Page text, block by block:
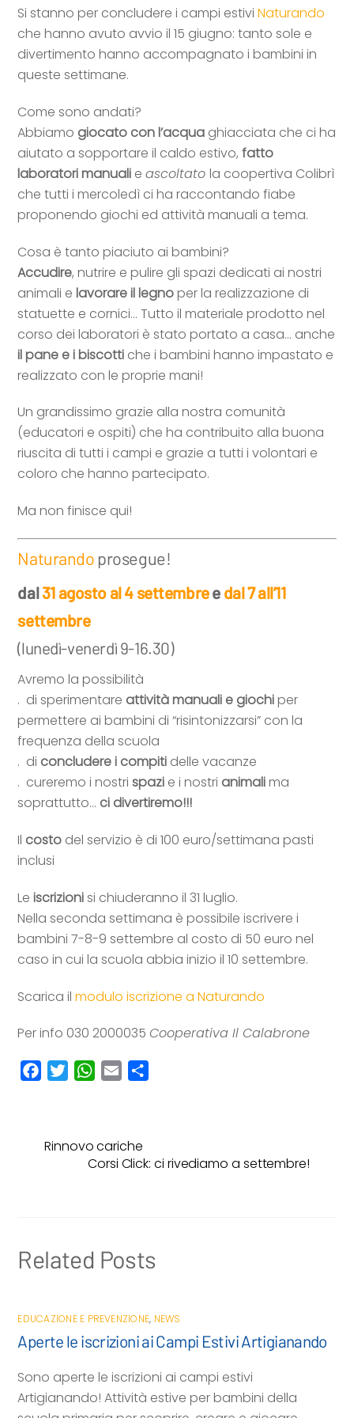
Si stanno per concludere i campi estiviNaturando
che hanno avuto avvio il 15 giugno: tanto sole e
divertimento hanno accompagnato i bambini in
queste settimane.
Come sono andati?
Abbiamo giocato con l’acqua ghiacciata che ci ha
aiutato a sopportare il caldo estivo,fatto
laboratori manuali eascoltatola coopertiva Colibrì
che tutti i mercoledì ci ha raccontando fiabe
proponendo giochi ed attività manuali a tema.
Cosa è tanto piaciuto ai bambini?
Accudire, nutrire e pulire gli spazi dedicati ai nostri
animali elavorare il legnoper la realizzazione di
statuette e cornici… Tutto il materiale prodotto nel
corso dei laboratori è stato portato a casa… anche
il pane e i biscotti che i bambini hanno impastato e
realizzato con le proprie mani!
Un grandissimo grazie alla nostra comunità
(educatori e ospiti) che ha contribuito alla buona
riuscita di tutti i campi e grazie a tutti i volontari e
coloro che hanno partecipato.
Ma non finisce qui!
Naturando prosegue!
dal31 agosto al 4 settembree dal 7 all’11
settembre
(lunedì-venerdì 9-16.30)
Avremo la possibilità
. di sperimentare attività manuali e giochiper
permettere ai bambini di “risintonizzarsi” con la
frequenza della scuola
. di concludere i compiti delle vacanze
. cureremo i nostri spazi e i nostri animalima
soprattutto… ci divertiremo!!!
Il costo del servizio è di 100 euro/settimana pasti
inclusi
Leiscrizionisi chiuderanno il 31 luglio.
Nella seconda settimana è possibile iscrivere i
bambini 7-8-9 settembre al costo di 50 euro nel
caso in cui la scuola abbia inizio il 10 settembre.
Scarica ilmodulo iscrizione a Naturando
Per info 030 2000035 Cooperativa Il Calabrone
b
t
W
s
A
l
v
Rinnovo cariche
Corsi Click: ci rivediamo a settembre!
Related Posts
EDUCAZIONE E PREVENZIONE, NEWS
Aperte le iscrizioni ai Campi Estivi Artigianando
Sono aperte le iscrizioni ai campi estivi
Artigianando! Attività estive per bambini della